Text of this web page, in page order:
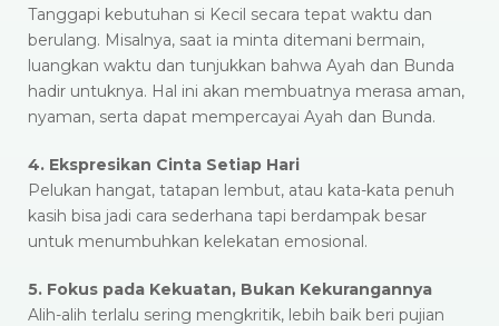
Tanggapi kebutuhan si Kecil secara tepat waktu dan
berulang. Misalnya, saat ia minta ditemani bermain,
luangkan waktu dan tunjukkan bahwa Ayah dan Bunda
hadir untuknya. Hal ini akan membuatnya merasa aman,
nyaman, serta dapat mempercayai Ayah dan Bunda.
4. Ekspresikan Cinta Setiap Hari
Pelukan hangat, tatapan lembut, atau kata-kata penuh
kasih bisa jadi cara sederhana tapi berdampak besar
untuk menumbuhkan kelekatan emosional.
5. Fokus pada Kekuatan, Bukan Kekurangannya
Alih-alih terlalu sering mengkritik, lebih baik beri pujian